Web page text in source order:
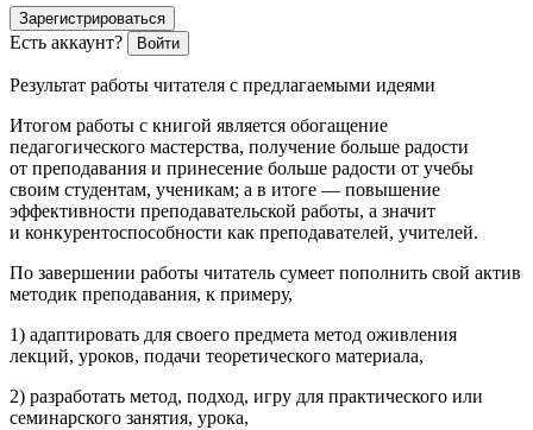
Зарегистрироваться
Есть аккаунт? Войти
Результат работы читателя с предлагаемыми идеями
Итогом работы с книгой является обогащение
педагогического мастерства, получение больше радости
от преподавания и принесение больше радости от учебы
своим студентам, ученикам; а в итоге — повышение
эффективности преподавательской работы, а значит
и конкурентоспособности как преподавателей, учителей.
По завершении работы читатель сумеет пополнить свой актив
методик преподавания, к примеру,
1) адаптировать для своего предмета метод оживления
лекций, уроков, подачи теоретического материала,
2) разработать метод, подход, игру для практического или
семинарского занятия, урока,